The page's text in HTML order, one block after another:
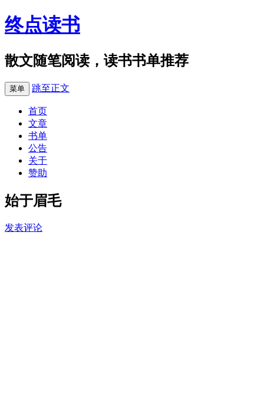
终点读书
散文随笔阅读，读书书单推荐
菜单 跳至正文
首页
文章
书单
公告
关于
赞助
始于眉毛
发表评论